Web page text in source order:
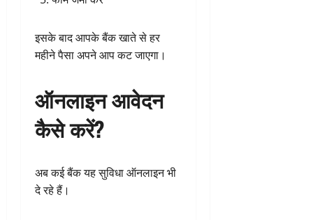
इसके बाद आपके बैंक खाते से हर
महीने पैसा अपने आप कट जाएगा।
ऑनलाइन आवेदन
कैसे करें?
अब कई बैंक यह सुविधा ऑनलाइन भी
दे रहे हैं।